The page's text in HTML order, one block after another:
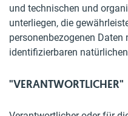
und technischen und
unterliegen, die
personenbezogenen
identifizierbaren
"VERANTWORTLICHER"